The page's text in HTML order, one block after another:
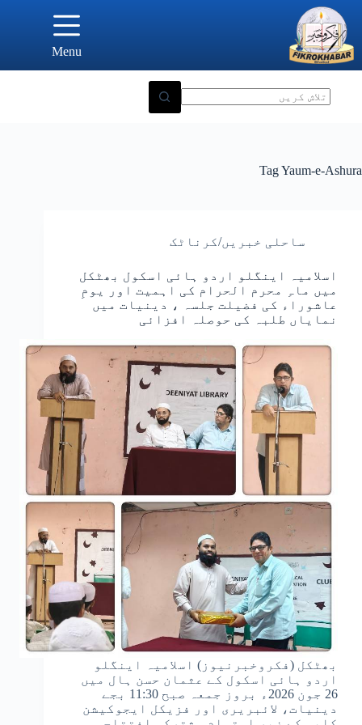
content
Menu
TagYaum-e-Ashura
ساحلی خبریں/کرناٹک
اسلامیہ اینگلو اردو ہائی اسکول بھٹکل
میں ماہِ محرم الحرام کی اہمیت اور یومِ
عاشوراء کی فضیلت جلسہ ، دینیات میں
نمایاں طلبہ کی حوصلہ افزائی
بھٹکل (فکروخبرنیوز) اسلامیہ اینگلو
اردو ہائی اسکول کے عثمان حسن ہال میں
26 جون 2026ء بروز جمعہ صبح 11:30 بجے
دینیات، لائبریری اور فزیکل ایجوکیشن